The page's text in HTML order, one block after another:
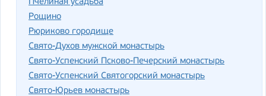
Пчелиная усадьба
Рощино
Рюриково городище
Свято-Духов мужской монастырь
Свято-Успенский Псково-Печерский монастырь
Свято-Успенский Святогорский монастырь
Свято-Юрьев монастырь